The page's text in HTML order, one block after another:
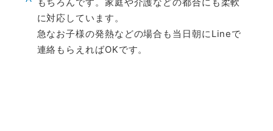
に対応しています。
急なお子様の発熱などの場合も当日朝にLineで
連絡もらえればOKです。